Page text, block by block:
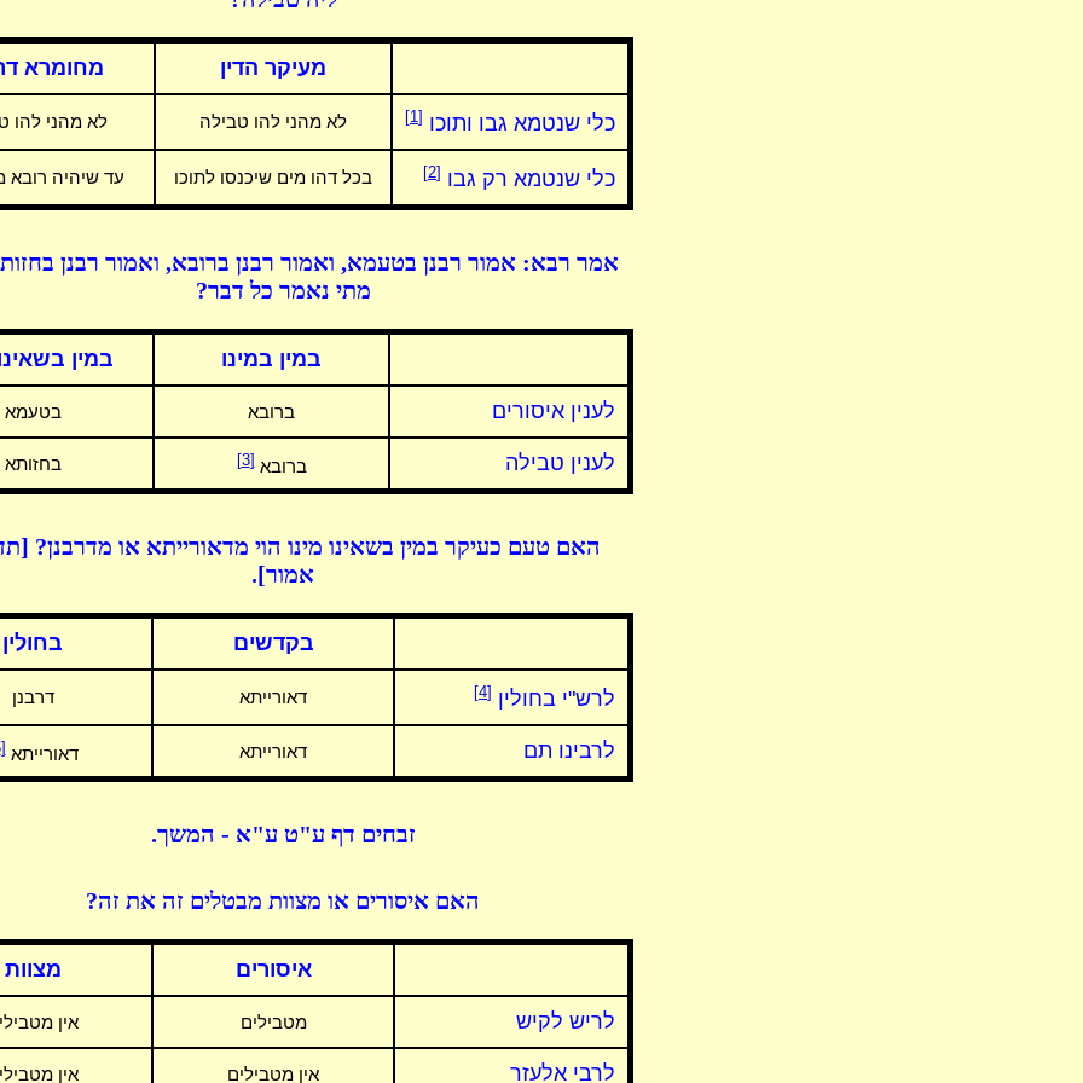
מעיקר הדין מחומרא
כלי שנטמא גבו ותוכו [1] לא מהני להו טבילה לא מהני להו
כלי שנטמא רק גבו [2] בכל דהו מים שיכנסו לתוכו עד שיהיה רובא
אמר רבא: אמור רבנן בטעמא, ואמור רבנן ברובא, ואמור רבנן
מתי נאמר כל דבר?
במין במינו במין
לענין איסורים ברובא בטעמא
לענין טבילה ברובא[3] בחזותא
האם טעם כעיקר במין בשאינו מינו הוי מדאורייתא או מדרבנן?
אמור].
בקדשים בחולין
לרש"י בחולין [4] דאורייתא דרבנן
לרבינו תם דאורייתא דאורייתא[5]
זבחים דף ע"ט ע"א - המשך.
האם איסורים או מצוות מבטלים זה את זה?
איסורים מצוות
לריש לקיש מטבילים אין
לרבי אלעזר אין מטבילים אין